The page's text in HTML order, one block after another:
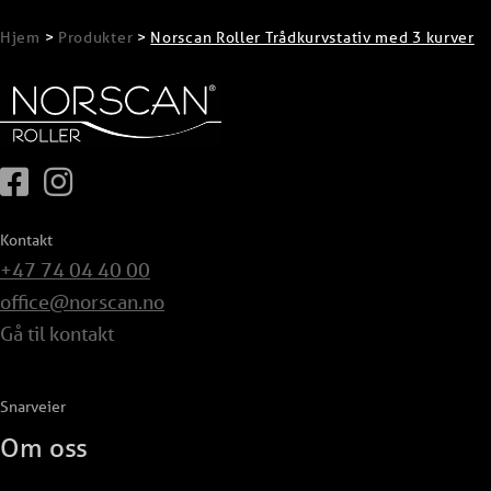
oversikt over hva du har hvor med en gang.
Har du ikke hatt Norscan Roller i garderoben din
tidligere så kan du bare glede deg til du skal inn i
skapet!
Montasje av trådkurvstativ fra
Norscan Roller:
Videoavspiller
Hjem > Produkter > Norscan Roller Trådkurvstativ med 3 kurver
Kontakt
+47 74 04 40 00
office@norscan.no
Gå til kontakt
Snarveier
Om oss